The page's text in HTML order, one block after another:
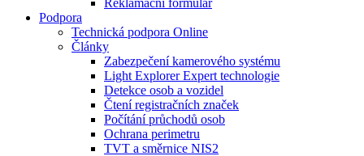
Reklamační formulář
Podpora
Technická podpora Online
Články
Zabezpečení kamerového systému
Light Explorer Expert technologie
Detekce osob a vozidel
Čtení registračních značek
Počítání průchodů osob
Ochrana perimetru
TVT a směrnice NIS2